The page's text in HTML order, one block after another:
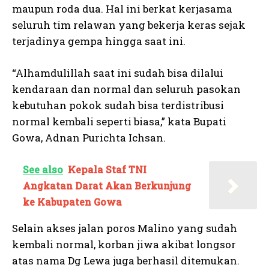
maupun roda dua. Hal ini berkat kerjasama
seluruh tim relawan yang bekerja keras sejak
terjadinya gempa hingga saat ini.
“Alhamdulillah saat ini sudah bisa dilalui
kendaraan dan normal dan seluruh pasokan
kebutuhan pokok sudah bisa terdistribusi
normal kembali seperti biasa,” kata Bupati
Gowa, Adnan Purichta Ichsan.
See also Kepala Staf TNI
Angkatan Darat Akan Berkunjung
ke Kabupaten Gowa
Selain akses jalan poros Malino yang sudah
kembali normal, korban jiwa akibat longsor
atas nama Dg Lewa juga berhasil ditemukan.